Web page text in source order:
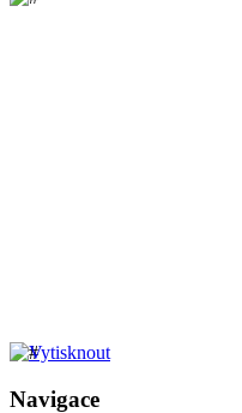
Navigace